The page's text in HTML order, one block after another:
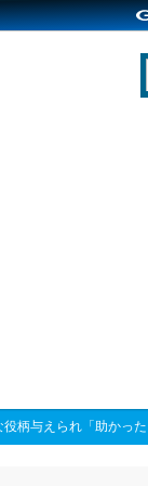
柄与えられ「助かっ